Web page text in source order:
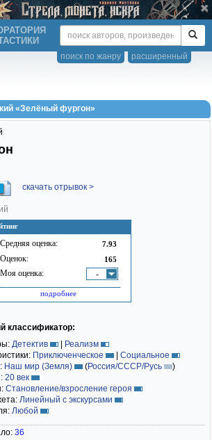
расширенный
поиск по жанру
«Зелёный фургон»
Средняя оценка: 7.93
Оценок: 165
Моя оценка: -
подробнее
скачать отрывок >
классификатор:
Детектив | Реализм
Приключенческое | Социальное
Наш мир (Земля) (Россия/СССР/Русь
)
20 век
Становление/взросление героя
Линейный с экскурсами
Любой
36